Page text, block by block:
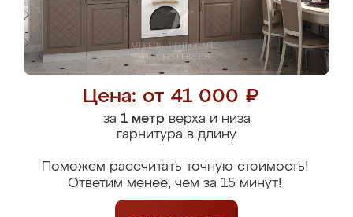
Цена: от 41 000 ₽
за 1 метрверха и низа
гарнитура в длину
Поможем рассчитать точную стоимость!
Ответим менее, чем за 15 минут!